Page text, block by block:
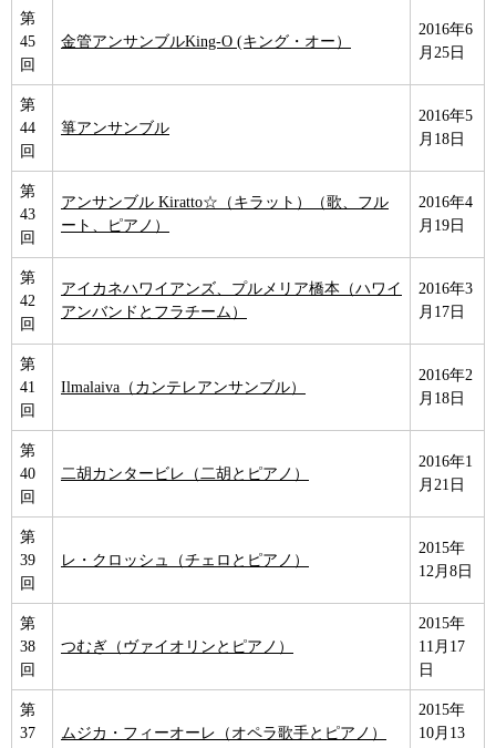
第
45
回
金管アンサンブルKing-O (キング・オー）
2016年6
月25日
第
44
回
箏アンサンブル
2016年5
月18日
第
43
回
アンサンブル Kiratto☆（キラット）（歌、フル
ート、ピアノ）
2016年4
月19日
第
42
回
アイカネハワイアンズ、プルメリア橋本（ハワイ
アンバンドとフラチーム）
2016年3
月17日
第
41
回
Ilmalaiva（カンテレアンサンブル）
2016年2
月18日
第
40
回
二胡カンタービレ（二胡とピアノ）
2016年1
月21日
第
39
回
レ・クロッシュ（チェロとピアノ）
2015年
12月8日
第
38
回
つむぎ（ヴァイオリンとピアノ）
2015年
11月17
日
第
37
ムジカ・フィーオーレ（オペラ歌手とピアノ）
2015年
10月13